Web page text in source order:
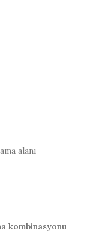
alanı
kombinasyonu